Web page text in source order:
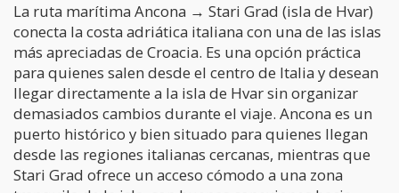
La ruta marítima Ancona → Stari Grad (isla de Hvar)
conecta la costa adriática italiana con una de las islas
más apreciadas de Croacia. Es una opción práctica
para quienes salen desde el centro de Italia y desean
llegar directamente a la isla de Hvar sin organizar
demasiados cambios durante el viaje. Ancona es un
puerto histórico y bien situado para quienes llegan
desde las regiones italianas cercanas, mientras que
Stari Grad ofrece un acceso cómodo a una zona